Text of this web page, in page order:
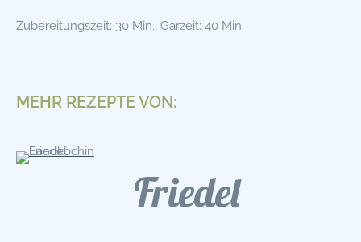
Zubereitungszeit: 30 Min., Garzeit: 40 Min.
MEHR REZEPTE VON:
Friedel